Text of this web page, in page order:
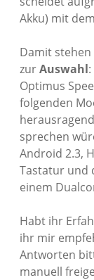
Akku) mit
Damit
zurAuswahl
Optimus
folgenden
sprechen
Android 2.3,
Tastatur und
einem
Habt ihr
ihr mir
Antworten
manuell